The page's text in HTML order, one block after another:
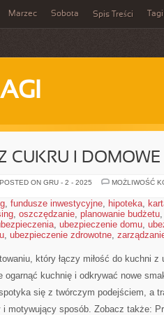
Marzec Sobota Spis Treści Tagi
CUKRU I
POSTED ON GRU - 2 - 2025
MOŻLIWOŚĆ
, fundusze inwestycyjne, hipoteka,
, oszczędzanie, planowanie budżetu
, ubezpieczenie domu,
, ubezpieczenie zdrowotne,
który łączy miłość do kuchni
ogarnąć kuchnię i odkrywać nowe
się z twórczym podejściem, a
i motywujący sposób. Zobacz także: